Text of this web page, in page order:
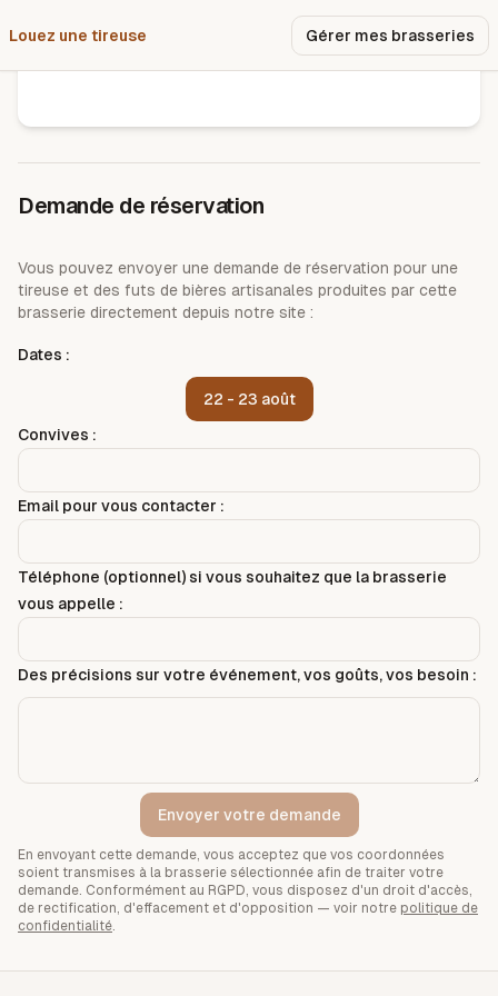
Louez une tireuse Gérer mes brasseries
Brasserie la strol
Demande de réservation
Vous pouvez envoyer une demande de réservation pour une
tireuse et des futs de bières artisanales produites par cette
brasserie directement depuis notre site :
Dates :
22 - 23 août
Convives :
Email pour vous contacter :
Téléphone (optionnel) si vous souhaitez que la brasserie
vous appelle :
Des précisions sur votre événement, vos goûts, vos besoin :
Envoyer votre demande
En envoyant cette demande, vous acceptez que vos coordonnées
soient transmises à la brasserie sélectionnée afin de traiter votre
demande. Conformément au RGPD, vous disposez d'un droit d'accès,
de rectification, d'effacement et d'opposition — voir notre politique de
confidentialité.